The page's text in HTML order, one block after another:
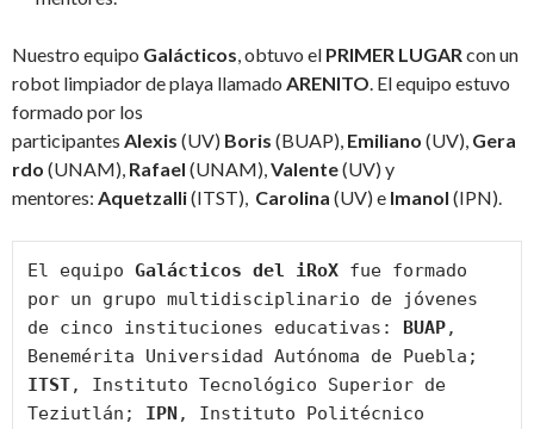
Nuestro equipo Galácticos , obtuvo el PRIMER LUGAR con un
robot limpiador de playa llamado ARENITO . El equipo estuvo
formado por los
participantes Alexis (UV) Boris (BUAP), Emiliano (UV), Gera
rdo (UNAM), Rafael (UNAM), Valente(UV) y
mentores: Aquetzalli(ITST), Carolina (UV) e Imanol (IPN).
El equipo Galácticos del iRoX fue formado
por un grupo multidisciplinario de jóvenes
de cinco instituciones educativas: BUAP,
ITST, Instituto Tecnológico Superior de
Teziutlán; IPN, Instituto Politécnico